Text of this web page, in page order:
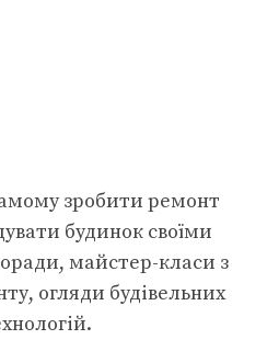
зробити ремонт
будинок своїми
майстер-класи з
огляди будівельних